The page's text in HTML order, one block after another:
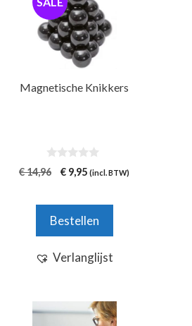
Magnetische Knikkers
0
v
5
€14,96
Oorspronkelijke
€ 14,96.
€ 9,95Huidige
(incl. BTW)
Bestellen
Verlanglijst